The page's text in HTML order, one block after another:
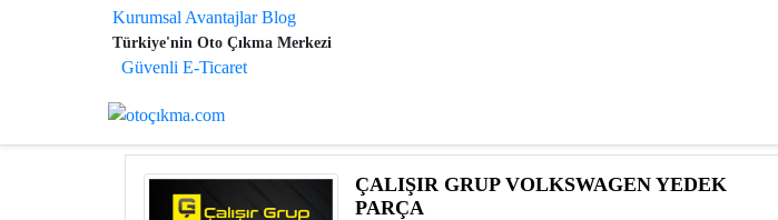
Kurumsal Avantajlar Blog
Türkiye'nin Oto Çıkma Merkezi
Güvenli E-Ticaret
ÇALIŞIR GRUP VOLKSWAGEN YEDEK
PARÇA